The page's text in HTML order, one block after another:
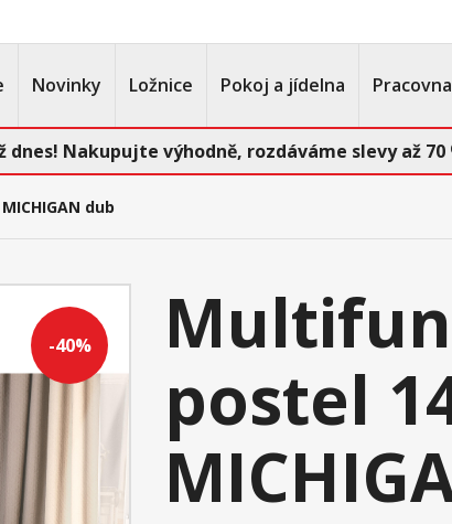
Novinky Ložnice Pokoj a jídelna Pracovna
dnes! Nakupujte výhodně, rozdáváme slevy až 70
dub
-40%
postel